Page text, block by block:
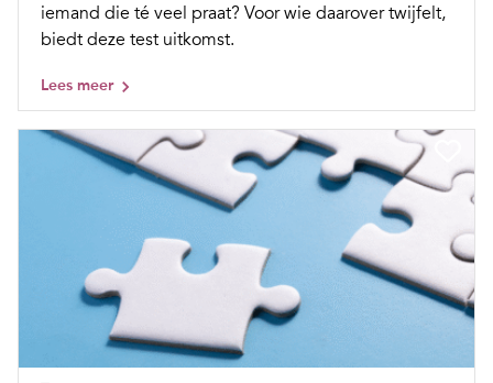
iemand die té veel praat? Voor wie daarover twijfelt,
biedt deze test uitkomst.
Lees meer